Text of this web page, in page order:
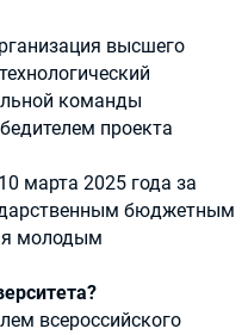
высшего
команды
проекта
марта 2025 года за
бюджетным
молодым
всероссийского